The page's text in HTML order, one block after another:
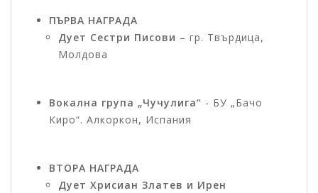
ПЪРВА НАГРАДА
Дует Сестри Писови – гр. Твърдица,
Молдова
Вокална група „Чучулига“ - БУ „Бачо
Киро“. Алкоркон, Испания
ВТОРА НАГРАДА
Дует Хрисиан Златев и Ирен